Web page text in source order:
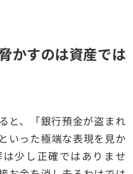
かすのは資産では
と、「銀行預金が盗まれ
いった極端な表現を見か
少し正確ではありませ